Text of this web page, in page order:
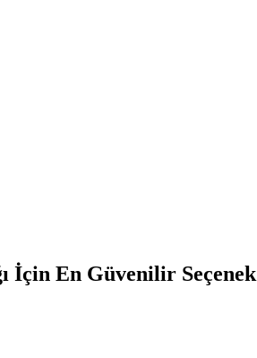
İçin En Güvenilir Seçenek